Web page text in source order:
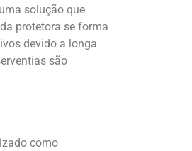
solução que
protetora se forma
devido a longa
são
como